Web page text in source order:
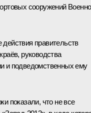
сооружений
правительств
руководства
и подведомственных ему
показали, что не все